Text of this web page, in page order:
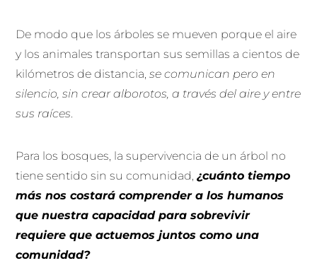
De modo que los árboles se mueven porque el aire
y los animales transportan sus semillas a cientos de
kilómetros de distancia,se comunican pero en
silencio, sin crear alborotos, a través del aire y entre
sus raíces.
Para los bosques, la supervivencia de un árbol no
tiene sentido sin su comunidad,¿cuánto tiempo
más nos costará comprender a los humanos
que nuestra capacidad para sobrevivir
requiere que actuemos juntos como una
comunidad?